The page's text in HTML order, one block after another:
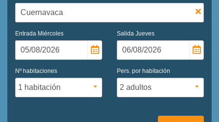
Entrada Miércoles Salida Jueves
Nº habitaciones Pers. por habitación